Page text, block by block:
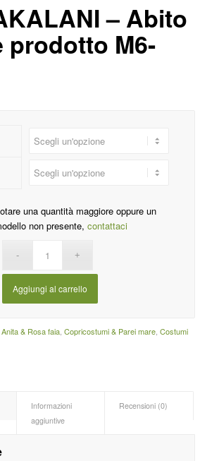
– Abito
prodotto M6-
una quantità maggiore oppure un
non presente,contattaci
Aggiungi al carrello
Anita & Rosa faia, Copricostumi & Parei mare, Costumi
Informazioni
aggiuntive
Recensioni (0)